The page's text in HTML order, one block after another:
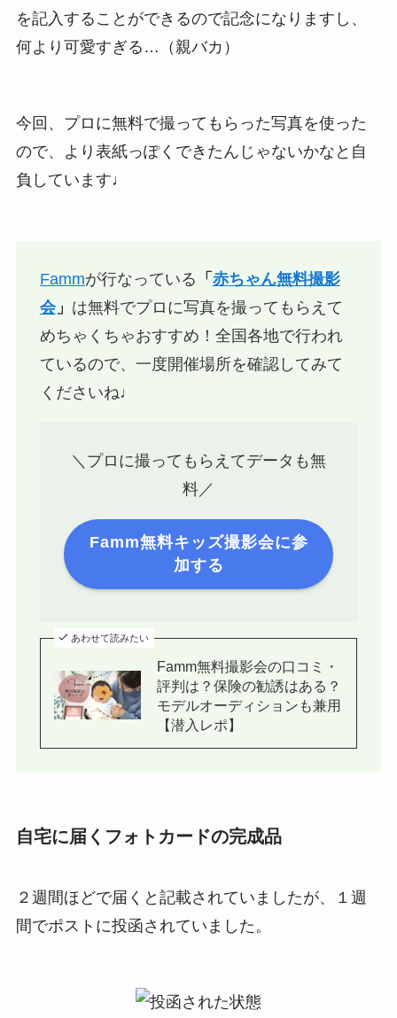
を記入することができるので記念になりますし、
何より可愛すぎる…（親バカ）
今回、プロに無料で撮ってもらった写真を使った
ので、より表紙っぽくできたんじゃないかなと自
負しています♩
Fammが行なっている 「 赤ちゃん無料撮影
会」 は無料でプロに写真を撮ってもらえて
めちゃくちゃおすすめ ！全国各地で行われ
ているので、一度開催場所を確認してみて
くださいね♩
＼プロに撮ってもらえてデータも無
料／
Famm無料キッズ撮影会に参
加する
あわせて読みたい
Famm無料撮影会の口コミ・
評判は？保険の勧誘はある？
モデルオーディションも兼用
【潜入レポ】
自宅に届くフォトカードの完成品
２週間ほどで届くと記載されていましたが、１週
間でポストに投函されていました。